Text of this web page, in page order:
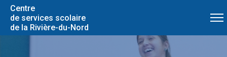
Centre
de services scolaire
de la Rivière-du-Nord